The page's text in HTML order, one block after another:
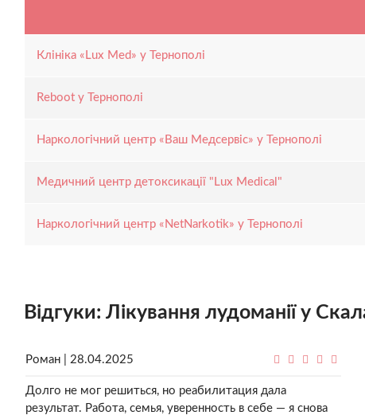
Клініка «Lux Med» у Тернополі
Reboot у Тернополі
Наркологічний центр «Ваш Медсервіс» у Тернополі
Медичний центр детоксикації "Lux Medical"
Наркологічний центр «NetNarkotik» у Тернополі
Відгуки: Лікування лудоманії у
Роман | 28.04.2025
Долго не мог решиться, но реабилитация дала
результат. Работа, семья, уверенность в себе — я снова